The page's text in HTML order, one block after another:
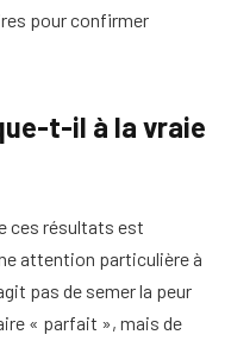
pour confirmer
t-il à la vraie
ces résultats est
attention particulière à
pas de semer la peur
« parfait », mais de